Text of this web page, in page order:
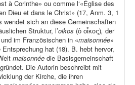
à Corinthe» ou comme l‘«Église des
Dieu et dans le Christ» (17, Anm. 3, 1
wendet sich an diese Gemeinschaften
Struktur, l’oikos (ὁ οἶκος), der
und im Französischen in «maisonnée»
hat (18). B. hebt hervor,
maisonnée die Basisgemeinschaft
Die Autorin beschreibt mit
der Kirche, die ihren